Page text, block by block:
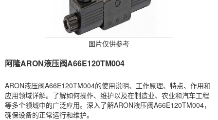
图片仅供参考
阿隆ARON液压阀A66E120TM004
ARON液压阀A66E120TM004的使用说明、工作原理、特点、作用和
应用领域详解。了解如何操作、维护以及在制造业、农业和汽车工程
等多个领域中的广泛应用。深入了解ARON液压阀A66E120TM004，
确保设备的正常运行和维护。